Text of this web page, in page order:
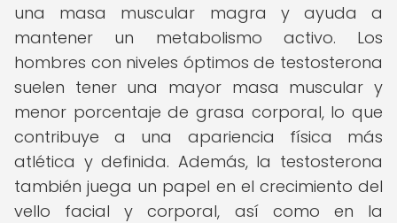
una masa muscular magra y ayuda a
mantener un metabolismo activo. Los
hombres con niveles óptimos de testosterona
suelen tener una mayor masa muscular y
menor porcentaje de grasa corporal, lo que
contribuye a una apariencia física más
atlética y definida. Además, la testosterona
también juega un papel en el crecimiento del
vello facial y corporal, así como en la